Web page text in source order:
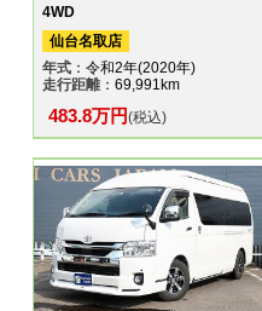
4WD
仙台名取店
年式 ：令和2年(2020年)
走行距離：69,991km
483.8万円(税込)